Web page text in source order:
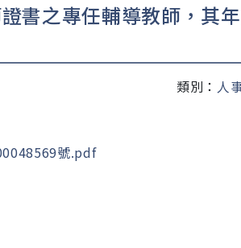
書之專任輔導教師，其
類別： 人
號.pdf